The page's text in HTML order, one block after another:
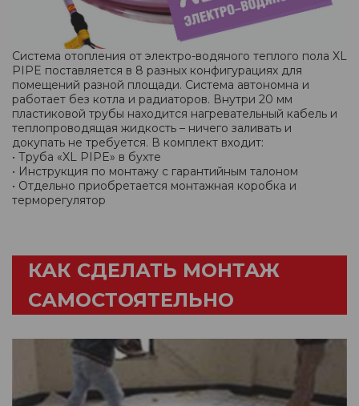
Система отопления от электро-водяного теплого пола XL
PIPE поставляется в 8 разных конфигурациях для
помещений разной площади. Система автономна и
работает без котла и радиаторов. Внутри 20 мм
пластиковой трубы находится нагревательный кабель и
теплопроводящая жидкость – ничего заливать и
докупать не требуется. В комплект входит:
• Труба «XL PIPE» в бухте
• Инструкция по монтажу с гарантийным талоном
• Отдельно приобретается монтажная коробка и
терморегулятор
КАК СДЕЛАТЬ МОНТАЖ
САМОСТОЯТЕЛЬНО